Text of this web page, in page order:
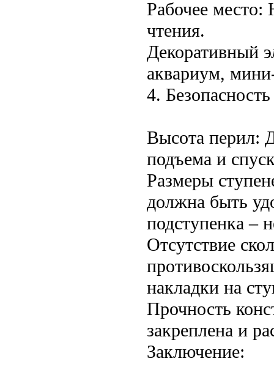
Рабочее
чтения.
Декоративный
аквариум,
4.
Высота перил:
подъема и
Размеры
должна быть
подступенка –
Отсутствие
накладки на
Прочность
закреплена и
Заключение: